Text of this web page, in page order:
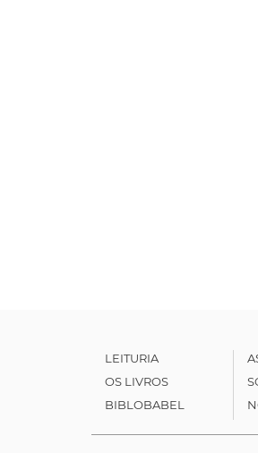
LEITURIA
OS LIVROS
BIBLOBABEL